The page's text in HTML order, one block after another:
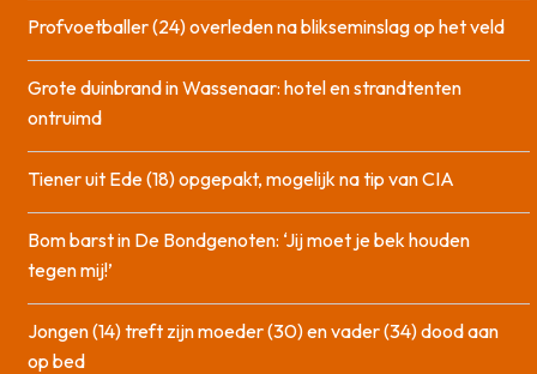
Profvoetballer (24) overleden na blikseminslag op het veld
Grote duinbrand in Wassenaar: hotel en strandtenten
ontruimd
Tiener uit Ede (18) opgepakt, mogelijk na tip van CIA
Bom barst in De Bondgenoten: ‘Jij moet je bek houden
tegen mij!’
Jongen (14) treft zijn moeder (30) en vader (34) dood aan
op bed